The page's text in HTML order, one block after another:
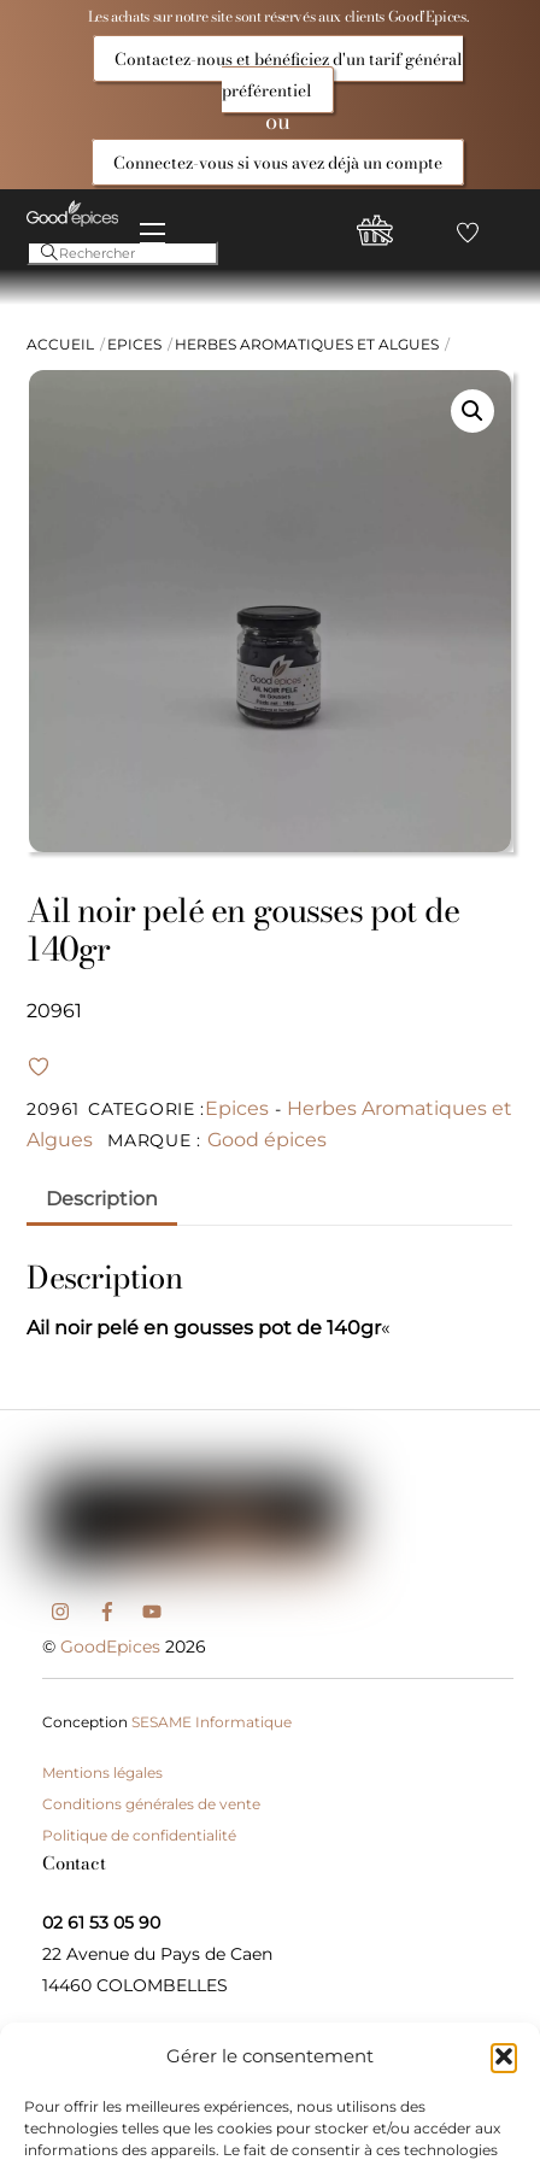
Gérer le consentement
Pour offrir les meilleures expériences, nous utilisons des
technologies telles que les cookies pour stocker et/ou accéder aux
informations des appareils. Le fait de consentir à ces technologies
Les achats sur notre site sont réservés aux clients Good’Epices.
Contactez-nous et bénéficiez d'un tarif général
préférentiel
ou
Connectez-vous si vous avez déjà un compte
Menu
Compte
Good
Favoris
ACCUEIL EPICES HERBES AROMATIQUES ET ALGUES
Ail noir pelé en gousses pot de
140gr
20961
20961 CATEGORIE :Epices - Herbes Aromatiques et
Algues
MARQUE : Good épices
Description
Description
Ail noir pelé en gousses pot de 140gr«
©GoodEpices 2026
ConceptionSESAME Informatique
Mentions légales
Conditions générales de vente
Politique de confidentialité
Contact
02 61 53 05 90
22 Avenue du Pays de Caen
14460 COLOMBELLES
Contactez-nous
A propos